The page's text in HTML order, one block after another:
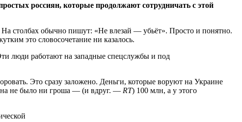
россиян, которые продолжают сотрудничать с этой
столбах обычно пишут: «Не влезай — убьёт». Просто и понятно.
это словосочетание ни казалось.
люди работают на западные спецслужбы и под
Это сразу заложено. Деньги, которые воруют на Украине
не было ни гроша — (и вдруг. — RT) 100 млн, а у этого